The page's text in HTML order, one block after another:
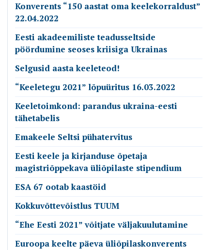
Konverents “150 aastat oma keelekorraldust”
22.04.2022
Eesti akadeemiliste teadusseltside
pöördumine seoses kriisiga Ukrainas
Selgusid aasta keeleteod!
“Keeletegu 2021” lõpuüritus 16.03.2022
Keeletoimkond: parandus ukraina-eesti
tähetabelis
Emakeele Seltsi pühatervitus
Eesti keele ja kirjanduse õpetaja
magistriõppekava üliõpilaste stipendium
ESA 67 ootab kaastöid
Kokkuvõttevõistlus TUUM
“Ehe Eesti 2021” võitjate väljakuulutamine
Euroopa keelte päeva üliõpilaskonverents